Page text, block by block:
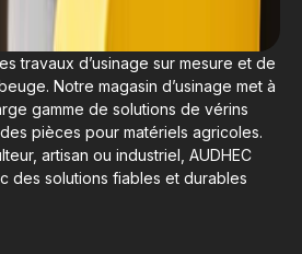
travaux d’usinage sur mesure et de
Notre magasin d’usinage met à
gamme de solutions de vérins
pièces pour matériels agricoles.
artisan ou industriel, AUDHEC
des solutions fiables et durables